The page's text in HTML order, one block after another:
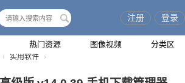
热门资源 图像视频 分类区
注册 登录
› 实用软件 ›